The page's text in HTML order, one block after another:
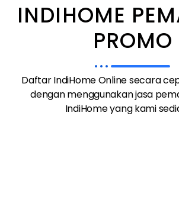
INDIHOME
PROMO
Daftar IndiHome Online secara
dengan menggunakan jasa
IndiHome yang kami